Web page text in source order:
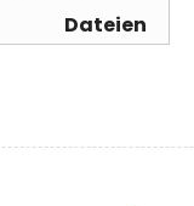
Dateien